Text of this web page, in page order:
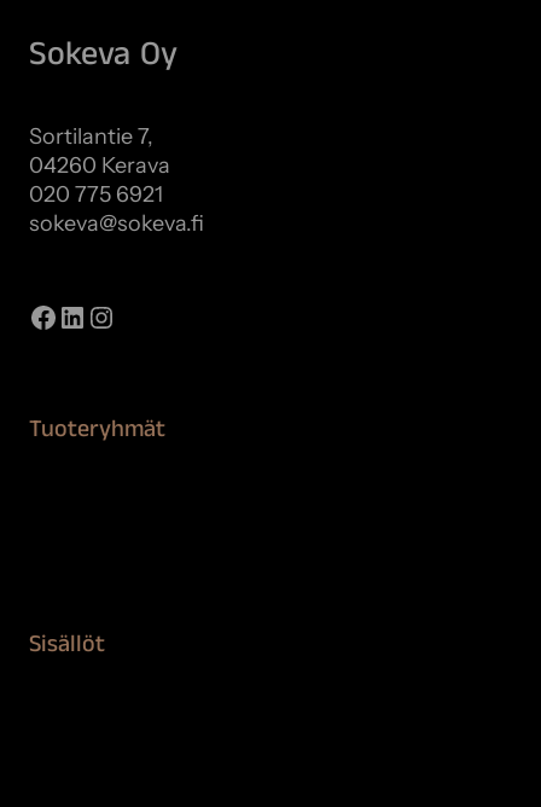
Sokeva Oy
Sortilantie 7,
04260 Kerava
020 775 6921
sokeva@sokeva.fi
Facebook
LinkedIn
Instagram
Tuoteryhmät
Sisällöt